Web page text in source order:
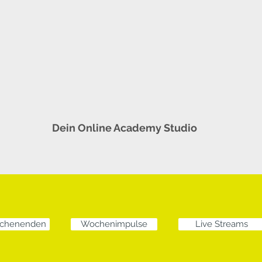
Dein Online Academy Studio
Wochenimpulse Live Streams